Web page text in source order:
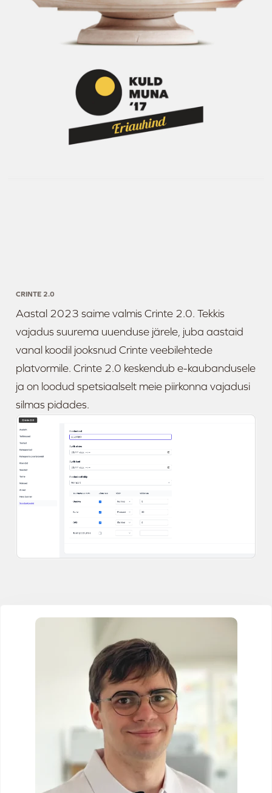
CRINTE 2.0
Aastal 2023 saime valmis Crinte 2.0. Tekkis
vajadus suurema uuenduse järele, juba aastaid
vanal koodil jooksnud Crinte veebilehtede
platvormile. Crinte 2.0 keskendub e-kaubandusele
ja on loodud spetsiaalselt meie piirkonna vajadusi
silmas pidades.